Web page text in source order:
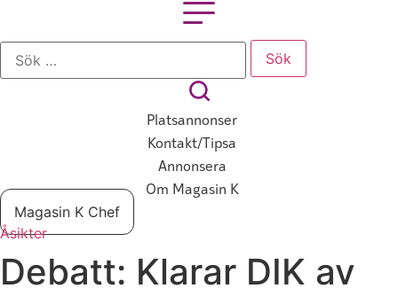
innehåll
Sök
efter:
Platsannonser
Kontakt/tipsa
Annonsera
Om Magasin K
Magasin K Chef
Åsikter
Debatt: Klarar DIK av